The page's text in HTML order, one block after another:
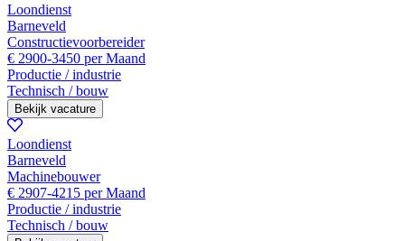
Loondienst
Barneveld
Constructievoorbereider
€ 2900-3450 per Maand
Productie / industrie
Technisch / bouw
Bekijk vacature
Loondienst
Barneveld
Machinebouwer
€ 2907-4215 per Maand
Productie / industrie
Technisch / bouw